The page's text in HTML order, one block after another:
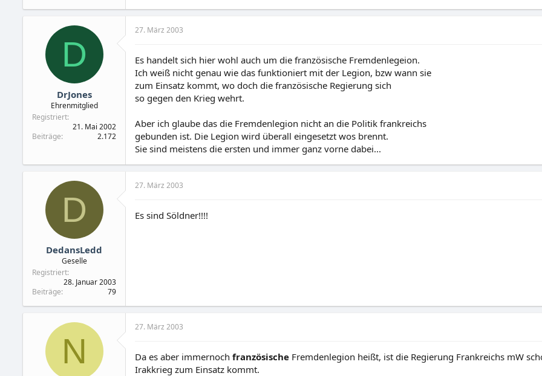
D
DrJones
Ehrenmitglied
Registriert
21. Mai 2002
Beiträge
2.172
27. März 2003
Es handelt sich hier wohl auch um die französische Fremdenlegeion.
Ich weiß nicht genau wie das funktioniert mit der Legion, bzw wann sie
zum Einsatz kommt, wo doch die französische Regierung sich
so gegen den Krieg wehrt.
Aber ich glaube das die Fremdenlegion nicht an die Politik frankreichs
gebunden ist. Die Legion wird überall eingesetzt wos brennt.
Sie sind meistens die ersten und immer ganz vorne dabei...
D
DedansLedd
Geselle
Registriert
28. Januar 2003
Beiträge
79
27. März 2003
Es sind Söldner!!!!
N
27. März 2003
Da es aber immernoch französische Fremdenlegion heißt, ist die Regierung Frankreichs mW
Irakkrieg zum Einsatz kommt.